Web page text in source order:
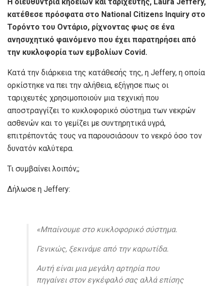
κατέθεσε πρόσφατα στο National Citizens Inquiry στο
Τορόντο του Οντάριο, ρίχνοντας φως σε ένα
ανησυχητικό φαινόμενο που έχει παρατηρήσει από
την κυκλοφορία των εμβολίων Covid.
Κατά την διάρκεια της κατάθεσής της, η Jeffery, η οποία
ορκίστηκε να πει την αλήθεια, εξήγησε πως οι
ταριχευτές χρησιμοποιούν μια τεχνική που
αποστραγγίζει το κυκλοφορικό σύστημα των νεκρών
ασθενών και το γεμίζει με συντηρητικά υγρά,
επιτρέποντάς τους να παρουσιάσουν το νεκρό όσο τον
δυνατόν καλύτερα.
Τι συμβαίνει λοιπόν;;
Δήλωσε η Jeffery:
«Μπαίνουμε στο κυκλοφορικό σύστημα.
Γενικώς, ξεκινάμε από την καρωτίδα.
Αυτή είναι μια μεγάλη αρτηρία που
πηγαίνει στον εγκέφαλό σας αλλά επίσης